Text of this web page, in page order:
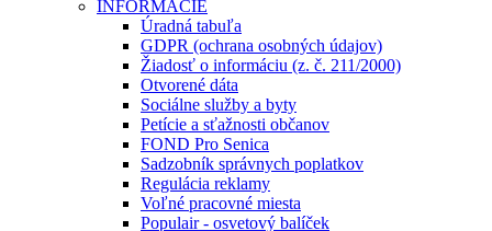
INFORMÁCIE
Úradná tabuľa
GDPR (ochrana osobných údajov)
Žiadosť o informáciu (z. č. 211/2000)
Otvorené dáta
Sociálne služby a byty
Petície a sťažnosti občanov
FOND Pro Senica
Sadzobník správnych poplatkov
Regulácia reklamy
Voľné pracovné miesta
Populair - osvetový balíček